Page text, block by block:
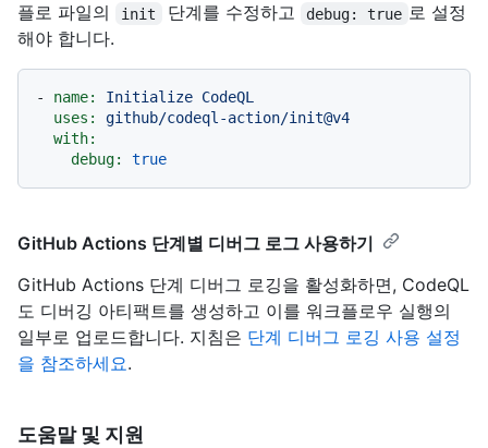
플로 파일의
init 단계를 수정하고 debug: true 로 설정
해야 합니다.
- name: Initialize CodeQL
uses:
github/codeql-action/init@v4
with:
debug:
true
GitHub Actions 단계별 디버그 로그 사용하기
GitHub Actions 단계 디버그 로깅을 활성화하면, CodeQL
도 디버깅 아티팩트를 생성하고 이를 워크플로우 실행의
일부로 업로드합니다. 지침은 단계 디버그 로깅 사용 설정
을 참조하세요.
도움말 및 지원